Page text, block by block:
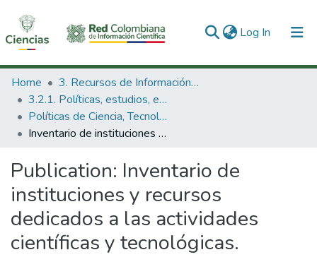
Log In (current)
Communities & Collections
All of DSpace
Statistics
Home
3. Recursos de Información Científica y Tecnológica
3.2.1. Políticas, estudios, evaluaciones e indicadores de CTeI
Políticas de Ciencia, Tecnología e Innovación
Inventario de instituciones y recursos dedicados a las actividades científicas y tecnológicas.
Publication: Inventario de
instituciones y recursos
dedicados a las actividades
científicas y tecnológicas.